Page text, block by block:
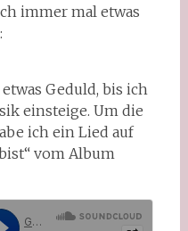
immer mal etwas
Geduld, bis ich
einsteige. Um die
ich ein Lied auf
vom Album